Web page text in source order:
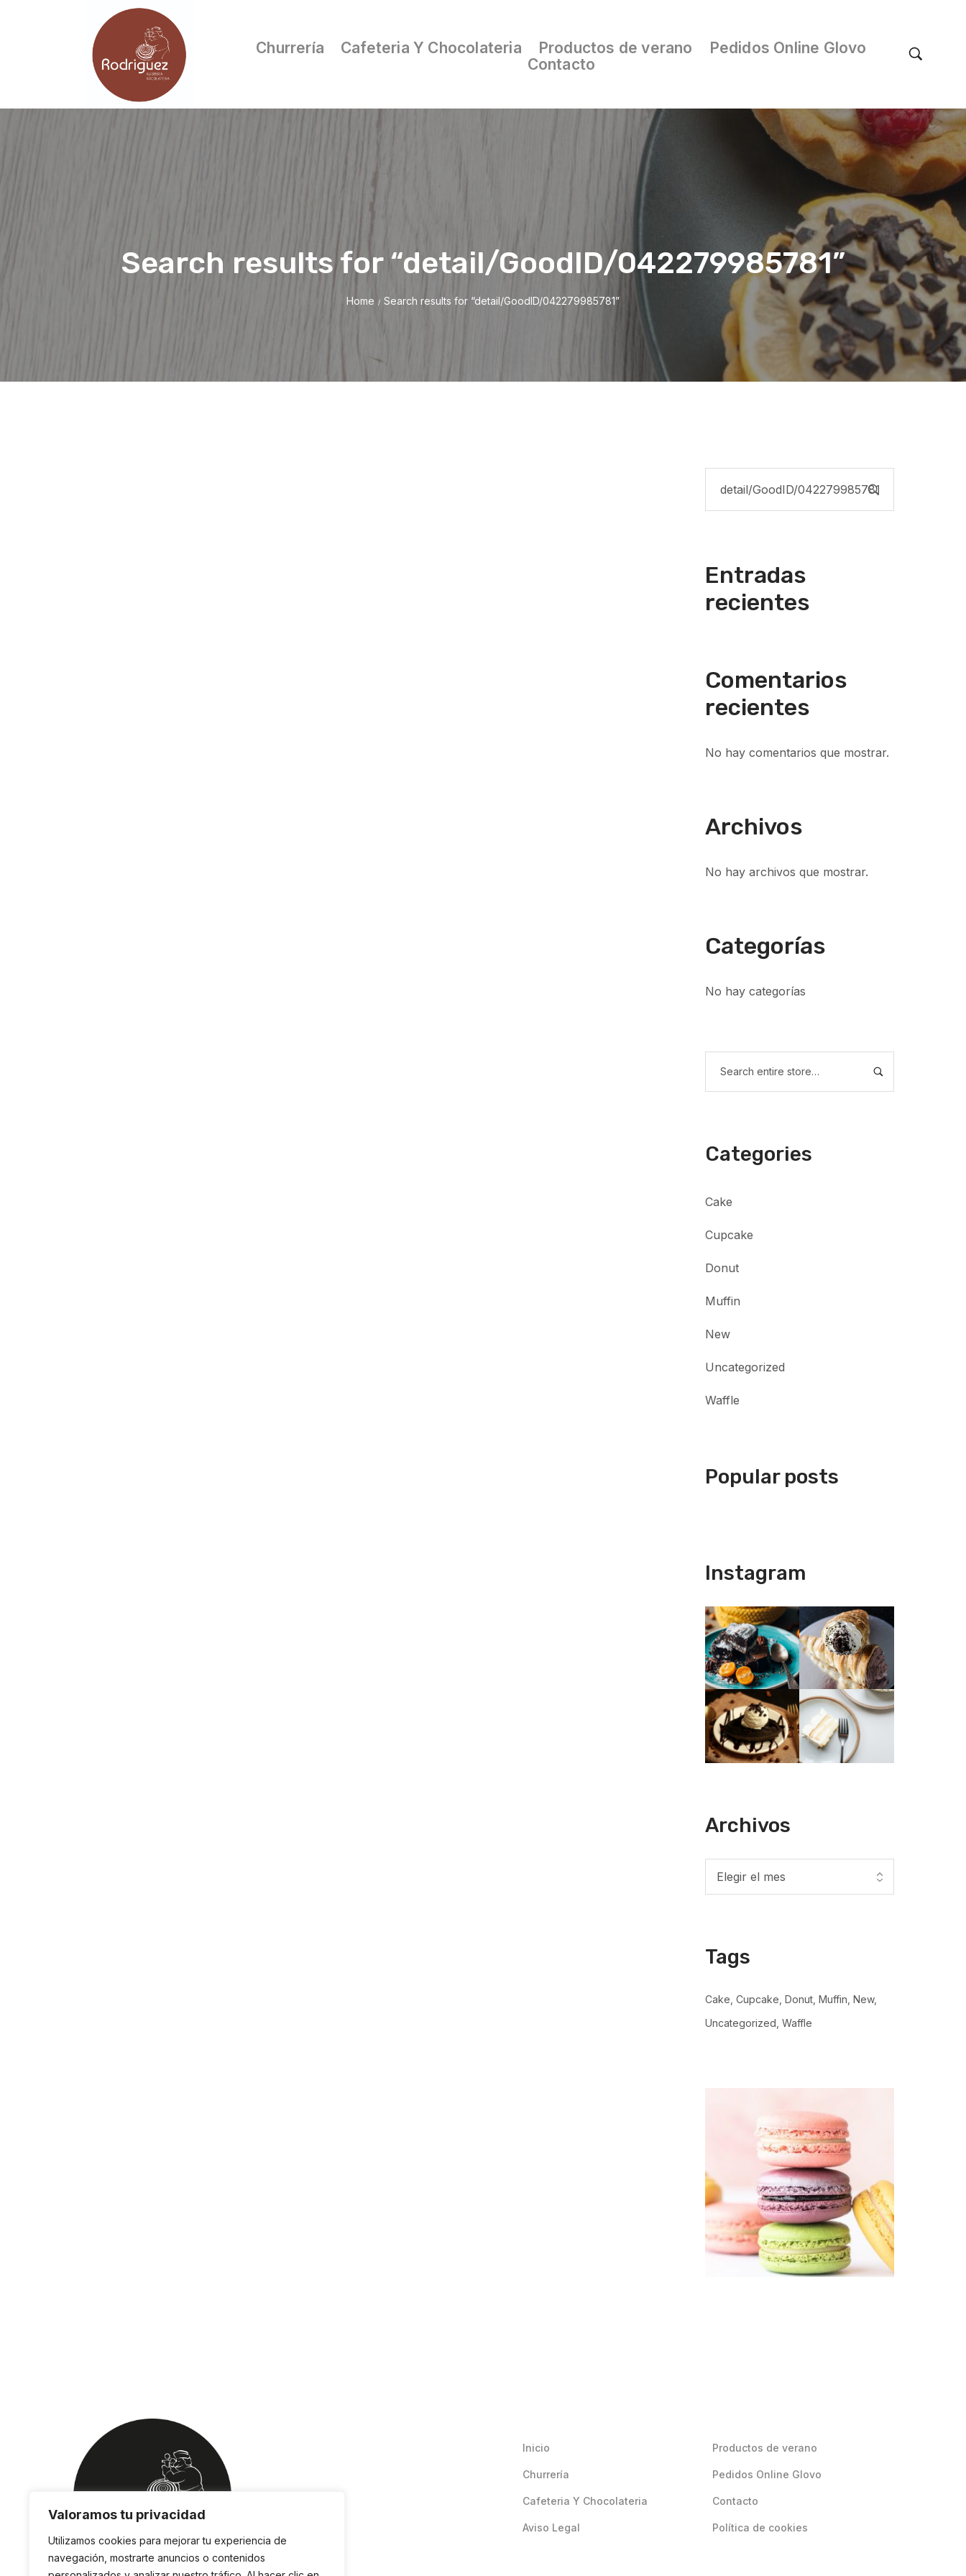
Valoramos tu privacidad
Utilizamos cookies para mejorar tu experiencia de
navegación, mostrarte anuncios o contenidos
Churrería Cafeteria Y Chocolateria Productos de verano
Pedidos Online Glovo
Contacto
Search results for “detail/GoodID/042279985781”
Home / Search results for “detail/GoodID/042279985781”
Entradas
recientes
Comentarios
recientes
No hay comentarios que mostrar.
Archivos
No hay archivos que mostrar.
Categorías
No hay categorías
Categories
Cake
Cupcake
Donut
Muffin
New
Uncategorized
Waffle
Popular posts
Instagram
Archivos
Tags
Cake Cupcake Donut Muffin New
Uncategorized Waffle
Inicio
Churrería
Cafeteria Y Chocolateria
Aviso Legal
Productos de verano
Pedidos Online Glovo
Contacto
Política de cookies